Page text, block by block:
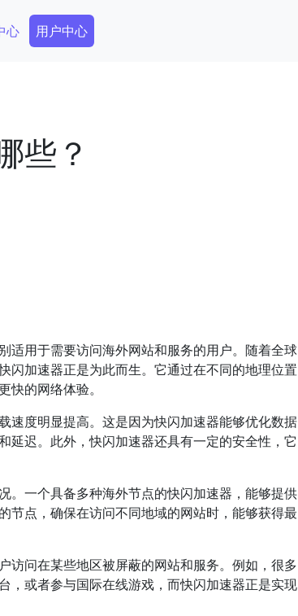
心 Secondary Menu
用户中心
些？
适用于需要访问海外网站和服务的用户。随着全球
闪加速器正是为此而生。它通过在不同的地理位置
的网络体验。
速度明显提高。这是因为快闪加速器能够优化数据
延迟。此外，快闪加速器还具有一定的安全性，它
。一个具备多种海外节点的快闪加速器，能够提供
节点，确保在访问不同地域的网站时，能够获得最
访问在某些地区被屏蔽的网站和服务。例如，很多
，或者参与国际在线游戏，而快闪加速器正是实现